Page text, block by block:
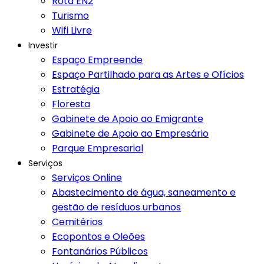
Turismo
Wifi Livre
Investir
Espaço Empreende
Espaço Partilhado para as Artes e Ofícios
Estratégia
Floresta
Gabinete de Apoio ao Emigrante
Gabinete de Apoio ao Empresário
Parque Empresarial
Serviços
Serviços Online
Abastecimento de água, saneamento e
gestão de resíduos urbanos
Cemitérios
Ecopontos e Oleões
Fontanários Públicos